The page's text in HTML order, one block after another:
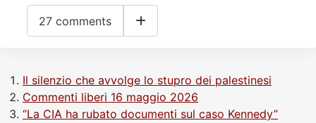
27 comments
Il silenzio che avvolge lo stupro dei palestinesi
Commenti liberi 16 maggio 2026
“La CIA ha rubato documenti sul caso Kennedy”